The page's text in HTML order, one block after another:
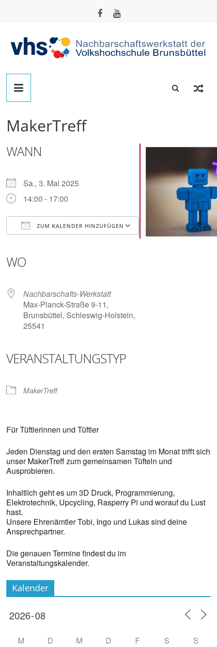
Nachbarschafts-
Werkstatt
Brunsbüttel
Der
zum
Basteln,
Tüfteln,
Digitalisieren
MakerTreff
WANN
Sa., 3. Mai 2025
14:00 - 17:00
ZUM KALENDER HINZUFÜGEN
WO
Nachbarschafts-Werkstatt
Max-Planck-Straße 9-11,
Brunsbüttel, Schleswig-Holstein,
25541
VERANSTALTUNGSTYP
MakerTreff
Für Tüftlerinnen und Tüftler
Jeden Dienstag und den ersten Samstag im Monat trifft sich
unser MakerTreff zum gemeinsamen Tüfteln und
Ausprobieren.
Inhaltlich geht es um 3D Druck, Programmierung,
Elektrotechnik, Upcycling, Rasperry Pi und worauf du Lust
hast.
Unsere Ehrenämtler Tobi, Ingo und Lukas sind deine
Ansprechpartner.
Die genauen Termine findest du im
Veranstaltungskalender.
Kalender
M D M D F S S